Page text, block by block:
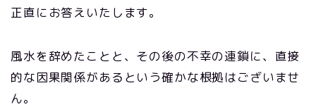
正直にお答えいたします。
風水を辞めたことと、その後の不幸の連鎖に、直接
的な因果関係があるという確かな根拠はございませ
ん。